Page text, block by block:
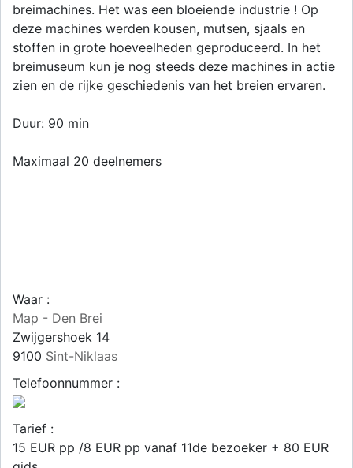
breimachines. Het was een bloeiende industrie ! Op
deze machines werden kousen, mutsen, sjaals en
stoffen in grote hoeveelheden geproduceerd. In het
breimuseum kun je nog steeds deze machines in actie
zien en de rijke geschiedenis van het breien ervaren.
Duur: 90 min
Maximaal 20 deelnemers
Waar :
Map - Den Brei
Zwijgershoek 14
9100 Sint-Niklaas
Telefoonnummer :
Tarief :
15 EUR pp /8 EUR pp vanaf 11de bezoeker + 80 EUR